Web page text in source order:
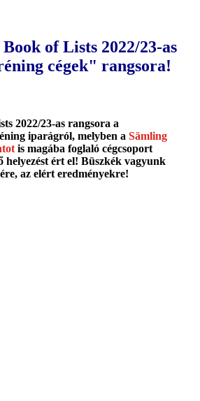
of Lists 2022/23-as
cégek" rangsora!
2022/23-as rangsora a
iparágról, melyben a Sämling
is magába foglaló cégcsoport
helyezést ért el! Büszkék vagyunk
az elért eredményekre!